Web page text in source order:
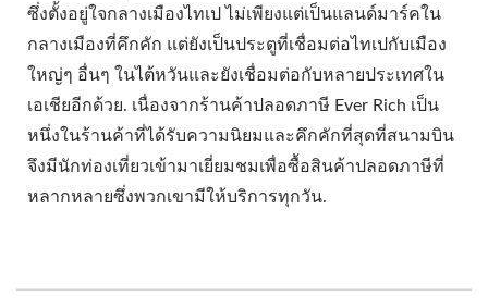
ซึ่งตั้งอยู่ใจกลางเมืองไทเป ไม่เพียงแต่เป็นแลนด์มาร์คใน
กลางเมืองที่คึกคัก แต่ยังเป็นประตูที่เชื่อมต่อไทเปกับเมือง
ใหญ่ๆ อื่นๆ ในไต้หวันและยังเชื่อมต่อกับหลายประเทศใน
เอเชียอีกด้วย. เนื่องจากร้านค้าปลอดภาษี Ever Rich เป็น
หนึ่งในร้านค้าที่ได้รับความนิยมและคึกคักที่สุดที่สนามบิน
จึงมีนักท่องเที่ยวเข้ามาเยี่ยมชมเพื่อซื้อสินค้าปลอดภาษีที่
หลากหลายซึ่งพวกเขามีให้บริการทุกวัน.